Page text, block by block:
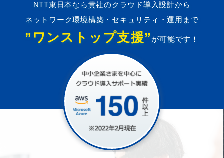
NTT東日本なら貴社のクラウド導入設計から
ネットワーク環境構築・セキュリティ・運用まで
”ワンストップ支援” が可能です！